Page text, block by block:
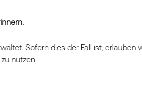
Sofern dies der Fall ist, erlauben
nutzen.